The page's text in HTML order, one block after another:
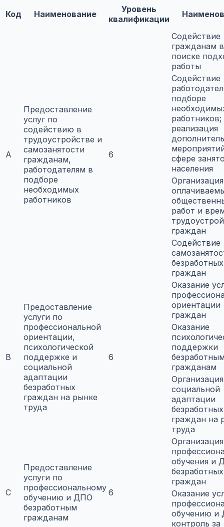
Код Наименование
Уровень
квалификации
A
Предоставление
услуг по
содействию в
трудоустройстве и
самозанятости
гражданам,
работодателям в
подборе
необходимых
работников
6
Содействие
гражданам в
поиске
работы
Содействие
подборе
работников;
реализация
сфере
населения
Организация
работ и
граждан
Содействие
безработных
граждан
B
Предоставление
услуги по
профессиональной
ориентации,
психологической
поддержке и
социальной
адаптации
безработных
граждан на рынке
труда
6
Оказание
ориентации
граждан
Оказание
поддержки
гражданам
Организация
социальной
адаптации
безработных
граждан на
труда
C
Предоставление
услуги по
профессиональному
обучению и ДПО
безработным
гражданам
6
Организация
обучения и
безработных
граждан
Оказание
обучению и
контроль за